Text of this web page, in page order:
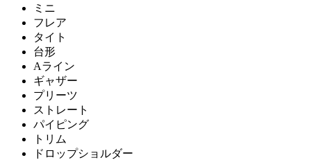
ミニ
フレア
タイト
台形
Aライン
ギャザー
プリーツ
ストレート
パイピング
トリム
ドロップショルダー